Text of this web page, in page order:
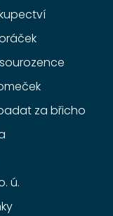
za břicho
ú.